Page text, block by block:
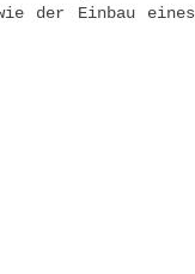
wie der Einbau eines